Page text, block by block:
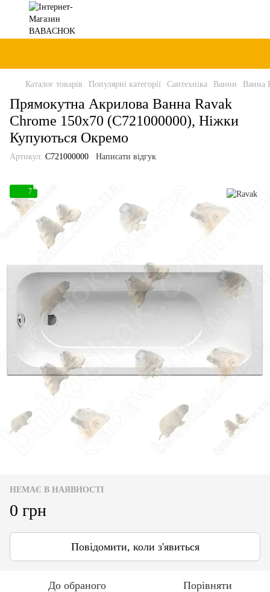
Каталог товарів Популярні категорії Сантехніка Ванни Ванна
Прямокутна Акрилова Ванна Ravak
Chrome 150x70 (C721000000), Ніжки
Купуються Окремо
Артикул: C721000000 Написати відгук
7
НЕМАЄ В НАЯВНОСТІ
0 грн
Повідомити, коли з'явиться
До обраного Порівняти